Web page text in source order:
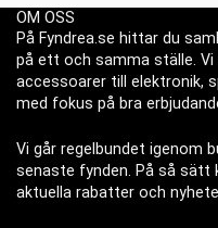
OM OSS
På Fyndrea.se hittar du
på ett och samma ställe.
accessoarer till elektronik,
med fokus på bra
Vi går regelbundet igenom
senaste fynden. På så sätt
aktuella rabatter och